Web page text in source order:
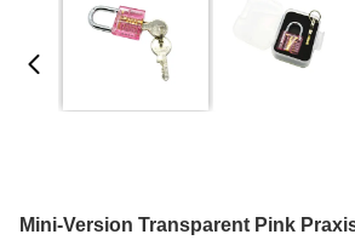
Mini-Version Transparent Pink